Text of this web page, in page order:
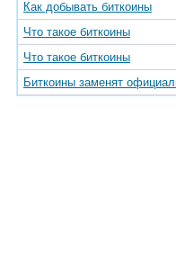
Как добывать биткоины
Что такое биткоины
Что такое биткоины
Биткоины заменят